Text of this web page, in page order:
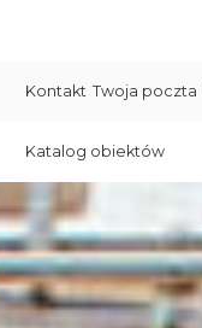
Kontakt Twoja poczta
Katalog obiektów